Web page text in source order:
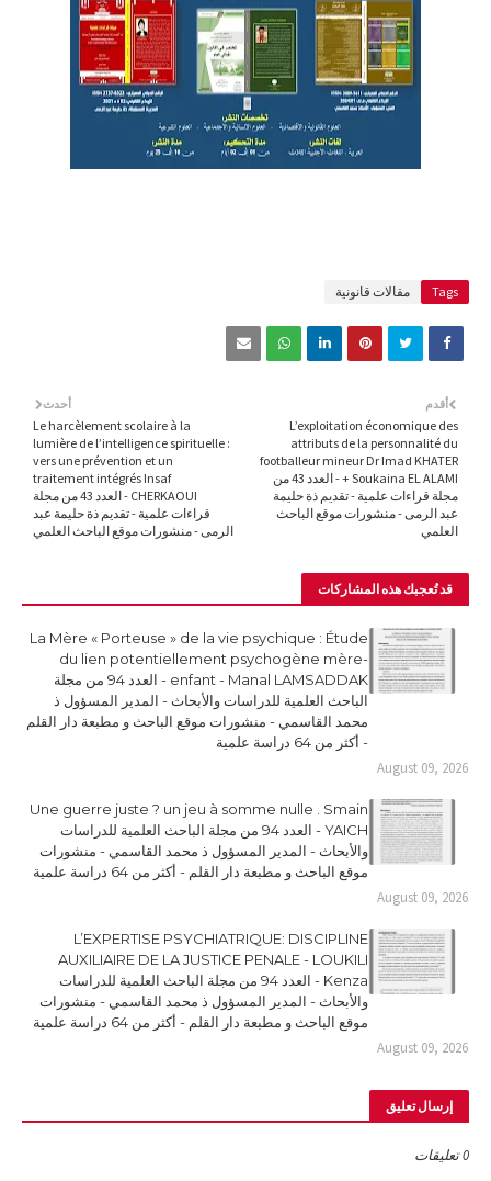
Tags مقالات قانونية
أحدث
Le harcèlement scolaire à la
lumière de l’intelligence spirituelle :
vers une prévention et un
traitement intégrés Insaf
CHERKAOUI - العدد 43 من مجلة
قراءات علمية - تقديم ذة حليمة عبد
الرمى - منشورات موقع الباحث العلمي
أقدم
L’exploitation économique des
attributs de la personnalité du
footballeur mineur Dr Imad KHATER
+ Soukaina EL ALAMI - العدد 43 من
مجلة قراءات علمية - تقديم ذة حليمة
عبد الرمى - منشورات موقع الباحث
العلمي
قد تُعجبك هذه المشاركات
La Mère « Porteuse » de la vie psychique : Étude
du lien potentiellement psychogène mère-
enfant - Manal LAMSADDAK - العدد 94 من مجلة
الباحث العلمية للدراسات والأبحاث - المدير المسؤول ذ
محمد القاسمي - منشورات موقع الباحث و مطبعة دار القلم
- أكثر من 64 دراسة علمية
August 09, 2026
Une guerre juste ? un jeu à somme nulle . Smain
YAICH - العدد 94 من مجلة الباحث العلمية للدراسات
والأبحاث - المدير المسؤول ذ محمد القاسمي - منشورات
موقع الباحث و مطبعة دار القلم - أكثر من 64 دراسة علمية
August 09, 2026
L’EXPERTISE PSYCHIATRIQUE: DISCIPLINE
AUXILIAIRE DE LA JUSTICE PENALE - LOUKILI
Kenza - العدد 94 من مجلة الباحث العلمية للدراسات
والأبحاث - المدير المسؤول ذ محمد القاسمي - منشورات
موقع الباحث و مطبعة دار القلم - أكثر من 64 دراسة علمية
August 09, 2026
إرسال تعليق
0 تعليقات